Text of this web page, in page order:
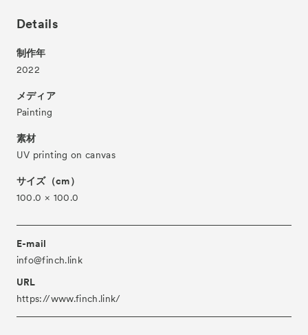
Associated Programs
Partners
Press
Contact
Archive
Details
制作年
2022
メディア
Painting
素材
UV printing on canvas
サイズ（cm）
100.0 × 100.0
E-mail
info@finch.link
URL
https://www.finch.link/